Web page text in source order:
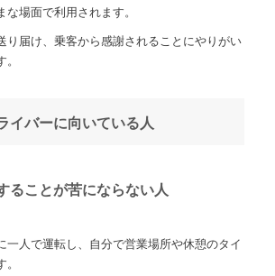
な場面で利用されます。
り届け、乗客から感謝されることにやりがい
イバーに向いている人
ることが苦にならない人
一人で運転し、自分で営業場所や休憩のタイ